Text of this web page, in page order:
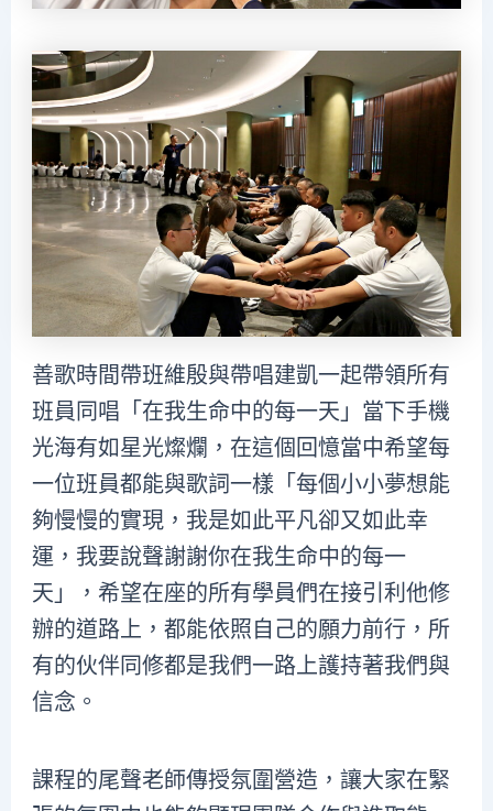
善歌時間帶班維殷與帶唱建凱一起帶領所有
班員同唱「在我生命中的每一天」當下手機
光海有如星光燦爛，在這個回憶當中希望每
一位班員都能與歌詞一樣「每個小小夢想能
夠慢慢的實現，我是如此平凡卻又如此幸
運，我要說聲謝謝你在我生命中的每一
天」，希望在座的所有學員們在接引利他修
辦的道路上，都能依照自己的願力前行，所
有的伙伴同修都是我們一路上護持著我們與
信念。
課程的尾聲老師傳授氛圍營造，讓大家在緊